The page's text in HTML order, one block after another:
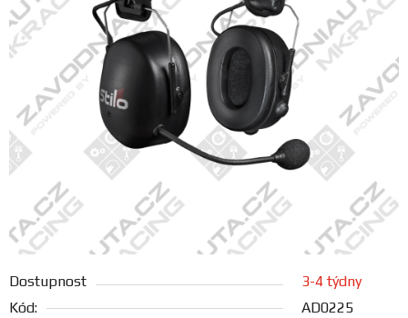
FANOUŠCI
Profil
firmy
Obchodní
podmínky
Doprava
Blog
Dostupnost
3-4 týdny
Kód:
AD0225